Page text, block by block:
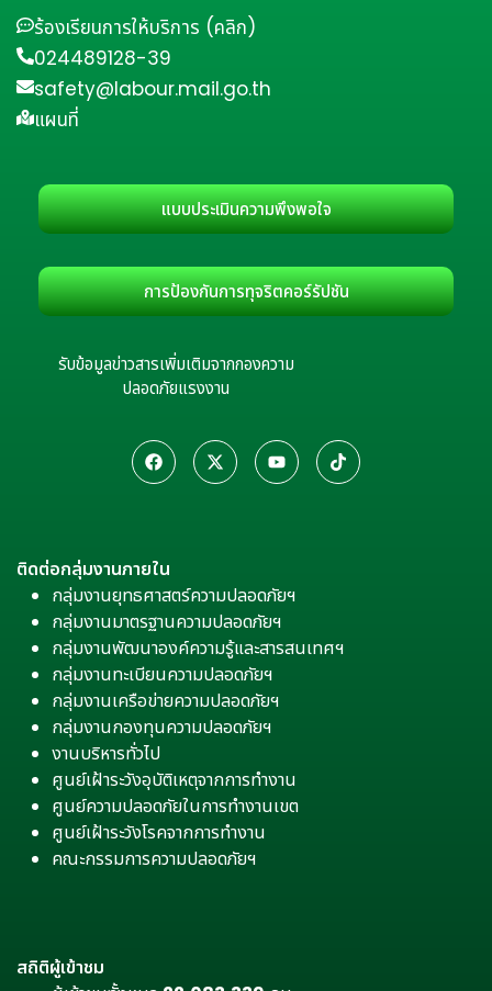
ร้องเรียนการให้บริการ (คลิก)
024489128-39
safety@labour.mail.go.th
แผนที่
แบบประเมินความพึงพอใจ
การป้องกันการทุจริตคอร์รัปชัน
รับข้อมูลข่าวสารเพิ่มเติมจากกองความ
ปลอดภัยแรงงาน
ติดต่อกลุ่มงานภายใน
กลุ่มงานยุทธศาสตร์ความปลอดภัยฯ
กลุ่มงานมาตรฐานความปลอดภัยฯ
กลุ่มงานพัฒนาองค์ความรู้และสารสนเทศฯ
กลุ่มงานทะเบียนความปลอดภัยฯ
กลุ่มงานเครือข่ายความปลอดภัยฯ
กลุ่มงานกองทุนความปลอดภัยฯ
งานบริหารทั่วไป
ศูนย์เฝ้าระวังอุบัติเหตุจากการทำงาน
ศูนย์ความปลอดภัยในการทำงานเขต
ศูนย์เฝ้าระวังโรคจากการทำงาน
คณะกรรมการความปลอดภัยฯ
สถิติผู้เข้าชม